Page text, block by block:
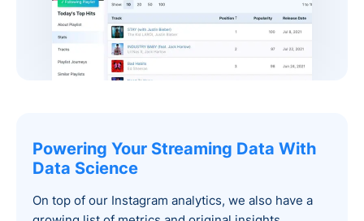
Powering Your Streaming Data With
Data Science
On top of our Instagram analytics, we also have a